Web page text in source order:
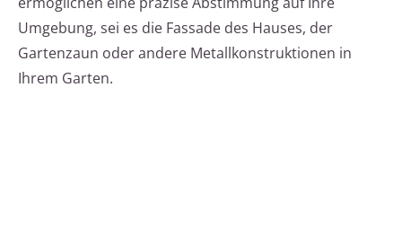
Umgebung, sei es die Fassade des Hauses, der
Gartenzaun oder andere Metallkonstruktionen in
Ihrem Garten.